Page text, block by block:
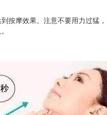
按摩效果。注意不要用力过猛